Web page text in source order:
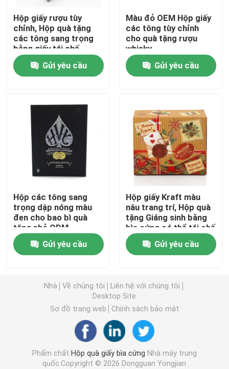
Kiểm soát chất lượng
Liên hệ chúng tôi
Yêu cầu báo giá
Hộp quà giấy bìa cứng
Hộp quà tặng ống các tông
Hộp các tông sang trọng
Hộp bao bì ống giấy
Hộp giấy có thể gập lại
Hộp Bao Bì Vape
hộp các tông sóng
Hộp giấy rượu tùy
chỉnh, Hộp quà tặng
các tông sang trọng
bằng giấy tái chế
Gửi yêu cầu
Màu đỏ OEM Hộp giấy
các tông tùy chỉnh
cho quà tặng rượu
whisky
Gửi yêu cầu
Hộp các tông sang
trọng dập nóng màu
đen cho bao bì quà
tặng nhỏ ODM
Gửi yêu cầu
Hộp giấy Kraft màu
nâu trang trí, Hộp quà
tặng Giáng sinh bằng
bìa cứng có thể tái chế
Gửi yêu cầu
Nhà Về chúng tôi
Liên hệ với chúng tôi
Desktop Site
Sơ đồ trang web
Chính sách bảo mật
Phẩm chất Hộp quà giấy bìa cứng Nhà máy trung
quốc.Copyright © 2026 Dongguan Yongjian